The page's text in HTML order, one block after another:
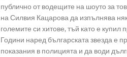
публично от водещите на шоуто за
на Силвия Кацарова да изпълнява
големите си хитове, тъй като е купил
Години наред българската звезда е
показания в полицията и да води